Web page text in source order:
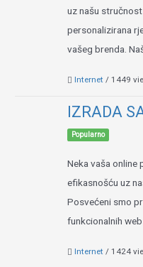
uz našu
personalizirana
vašeg brenda.
Internet / 1449
IZRADA
Popularno
Neka vaša
efikasnošću uz
Posvećeni smo
funkcionalnih web
Internet / 1424